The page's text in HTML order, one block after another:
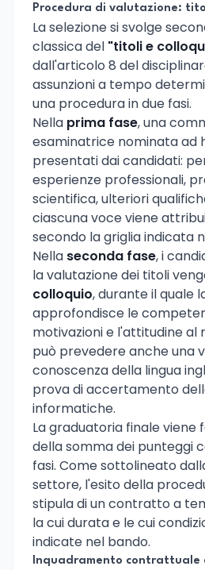
Procedura di valutazione:
La selezione si svolge
classica del "titoli e
dall'articolo 8 del
assunzioni a tempo
una procedura in due fasi.
Nella prima fase, una
esaminatrice nominata ad
presentati dai candidati:
esperienze professionali,
scientifica, ulteriori
ciascuna voce viene
secondo la griglia indicata
Nella seconda fase, i
la valutazione dei titoli
colloquio, durante il quale
approfondisce le
motivazioni e l'attitudine al
può prevedere anche una
conoscenza della lingua
prova di accertamento
informatiche.
La graduatoria finale viene
della somma dei punteggi
fasi. Come sottolineato
settore, l'esito della
stipula di un contratto a
la cui durata e le cui
indicate nel bando.
Inquadramento contrattuale